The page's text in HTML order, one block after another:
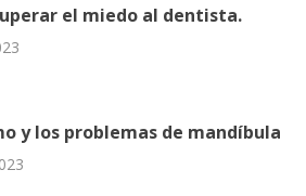
el miedo al dentista.
y los problemas de mandíbula